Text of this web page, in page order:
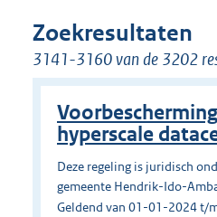
Zoekresultaten
3141-3160 van de 3202
hyperscale
Deze regeling is juridisch
gemeente Hendrik-Ido-
Geldend van 01-01-2024 t/